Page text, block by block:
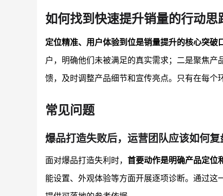
如何找到快速提升销量的行动思
定位精准、用户体验到位是销量提升的核心突破
户，明确他们未被满足的真实需求；二是聚焦
馈，及时调整产品细节和宣传亮点。只有在每个
常见问题
爆品打造失败后，运营团队应该如何复
面对爆品打造失利时， 首要动作是明确产品定位
能设置、外观体验等方面开展逐项诊断。通过这